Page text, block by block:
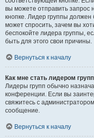
вы можете отправить запрос
кнопке. Лидер группы должен
может спросить, зачем вы
беспокойте лидера группы,
быть для этого свои причины.
Вернуться к началу
Как мне стать лидером
Лидеры групп обычно
конференции. Если вы
свяжитесь с
сообщение.
Вернуться к началу